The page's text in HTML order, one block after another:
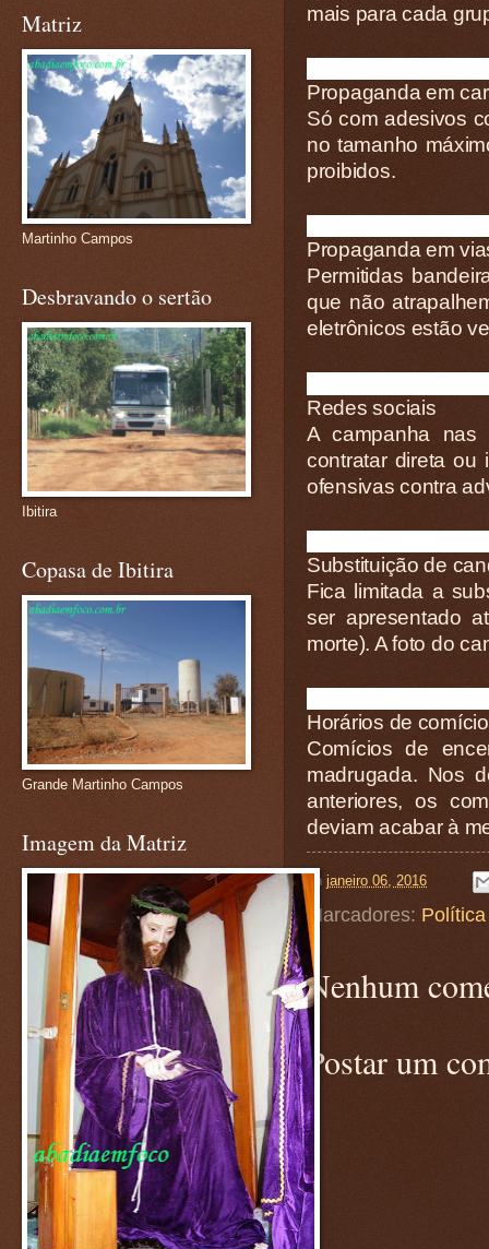
mais para cada
Propaganda em
Só com adesivos
no tamanho
proibidos.
Propaganda em
Permitidas
que não
eletrônicos estão
Redes sociais
A campanha nas
contratar direta ou
ofensivas contra
Substituição de
Fica limitada a
ser apresentado
morte). A foto do
Horários de
Comícios de
madrugada. Nos
anteriores, os
deviam acabar à
on janeiro 06, 2016
Marcadores: Política
Nenhum
Postar um
Matriz
Martinho Campos
Desbravando o sertão
Ibitira
Copasa de Ibitira
Grande Martinho Campos
Imagem da Matriz